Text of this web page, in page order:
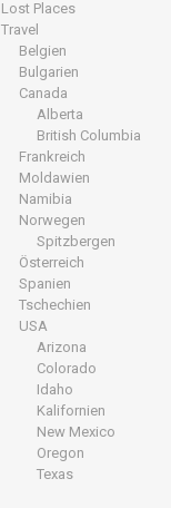
Lost Places
Travel
Belgien
Bulgarien
Canada
Alberta
British Columbia
Frankreich
Moldawien
Namibia
Norwegen
Spitzbergen
Österreich
Spanien
Tschechien
USA
Arizona
Colorado
Idaho
Kalifornien
New Mexico
Oregon
Texas